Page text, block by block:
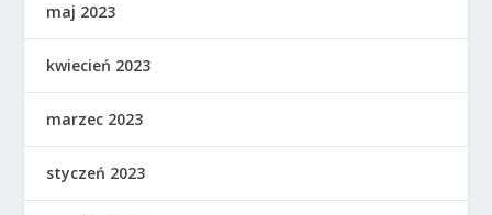
maj 2023
kwiecień 2023
marzec 2023
styczeń 2023